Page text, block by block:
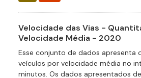
Velocidade das Vias -
Velocidade Média - 2020
Esse conjunto de dados apresenta
veículos por velocidade média no
minutos. Os dados apresentados